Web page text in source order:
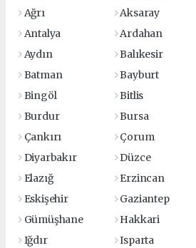
Ağrı
Aksaray
Antalya
Ardahan
Aydın
Balıkesir
Batman
Bayburt
Bingöl
Bitlis
Burdur
Bursa
Çankırı
Çorum
Diyarbakır
Düzce
Elazığ
Erzincan
Eskişehir
Gaziantep
Gümüşhane
Hakkari
Iğdır
Isparta